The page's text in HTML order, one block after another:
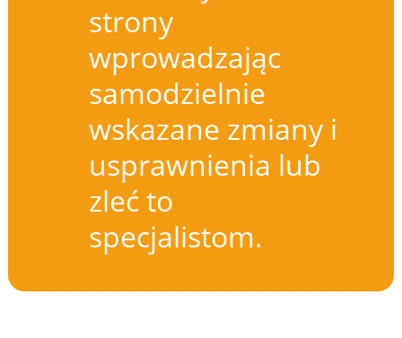
strony
wprowadzając
samodzielnie
wskazane zmiany i
usprawnienia lub
zleć to
specjalistom.